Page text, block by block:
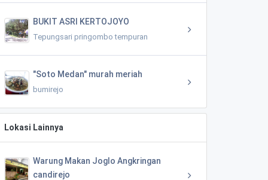
BUKIT ASRI KERTOJOYO
Tepungsari pringombo tempuran
"Soto Medan" murah meriah
bumirejo
Lokasi Lainnya
Warung Makan Joglo Angkringan
candirejo